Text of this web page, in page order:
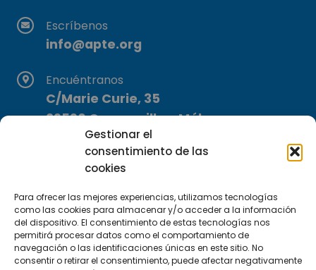
Gestionar el
consentimiento de las
cookies
Para ofrecer las mejores experiencias, utilizamos tecnologías
como las cookies para almacenar y/o acceder a la información
del dispositivo. El consentimiento de estas tecnologías nos
permitirá procesar datos como el comportamiento de
navegación o las identificaciones únicas en este sitio. No
consentir o retirar el consentimiento, puede afectar negativamente
Escríbenos
info@apte.org
Encuéntranos
C/Marie Curie, 35
29590 Campanillas, Málaga
Suscríbete a nuestra Newsletter